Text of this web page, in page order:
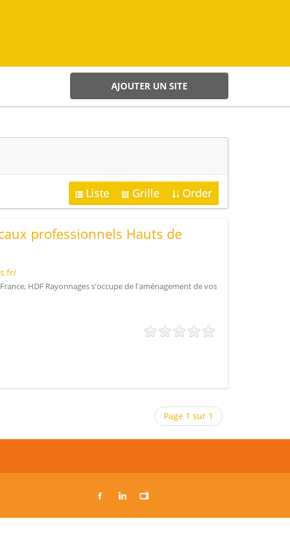
AJOUTER UN SITE
Liste Grille Order
professionnels Hauts de
HDF Rayonnages s'occupe de l'aménagement de vos
Page 1 sur 1